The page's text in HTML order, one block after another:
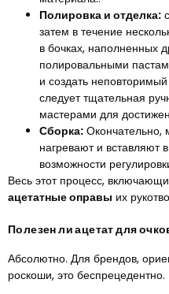
Полировка и отделка:
затем в течение
в бочках, наполненных
полировальными
и создать
следует тщательная
мастерами для
Сборка: Окончательно,
нагревают и вставляют
возможности
Весь этот процесс,
ацетатные оправы их
Полезен ли ацетат для
Абсолютно. Для брендов,
роскоши, это